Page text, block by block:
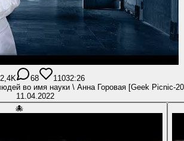
2,4K 68 11032:26
ОТРЯД 731 \ как японцы мучали людей во имя науки \ Анна Горовая
11.04.2022
🐙